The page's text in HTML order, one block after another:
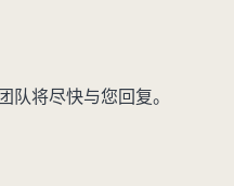
将尽快与您回复。